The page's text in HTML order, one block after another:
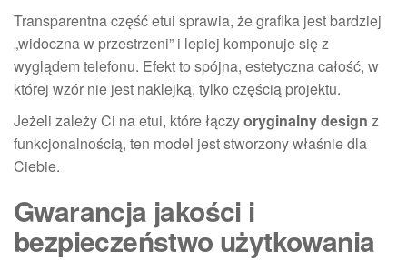
Transparentna część etui sprawia, że grafika jest bardziej
„widoczna w przestrzeni” i lepiej komponuje się z
wyglądem telefonu. Efekt to spójna, estetyczna całość, w
której wzór nie jest naklejką, tylko częścią projektu.
Jeżeli zależy Ci na etui, które łączyoryginalny design z
funkcjonalnością, ten model jest stworzony właśnie dla
Ciebie.
Gwarancja jakości i
bezpieczeństwo użytkowania